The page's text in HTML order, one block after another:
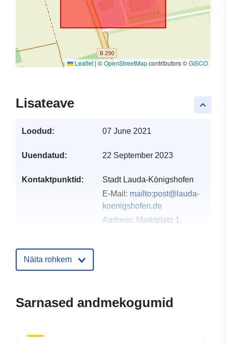
Leaflet | ©OpenStreetMapcontributors ©GISCO
keyboard_arrow_up
Lisateave
Loodud: 07 June 2021
Uuendatud: 22 September 2023
Kontaktpunktid:
Stadt Lauda-Königshofen
E-Mail: mailto:post@lauda-
koenigshofen.de
Aadress: Marktplatz 1,
Kataloogi kirje: Lisatud andmetele.europa.eu:
2026
Näita rohkem
Sarnased andmekogumid